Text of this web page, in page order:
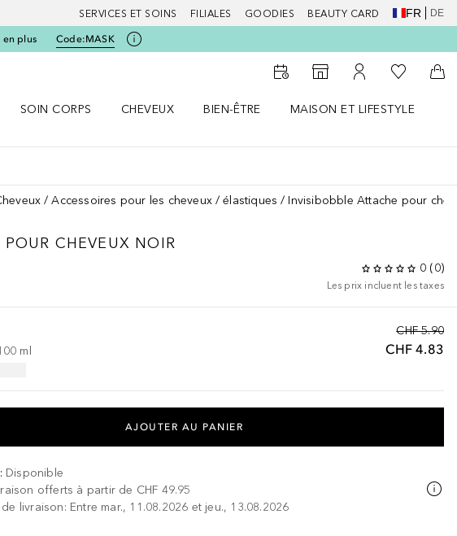
SERVICES ET SOINS FILIALES GOODIES BEAUTY CARD FR DE
en plus Code:MASK
Douglas
Vers le Storefinder
Vers Mon Compte
Vers Ma
SOIN CORPS
CHEVEUX
BIEN-ÊTRE
MAISON ET LIFESTYLE
Accessoires pour les cheveux élastiques Invisibobble Attache pour
CHEVEUX NOIR
0 (0)
Les prix incluent les taxes
CHF 5.90
CHF 4.83
ml
AJOUTER AU PANIER
: Disponible
offerts à partir de CHF 49.95
livraison: Entre mar., 11.08.2026 et jeu., 13.08.2026